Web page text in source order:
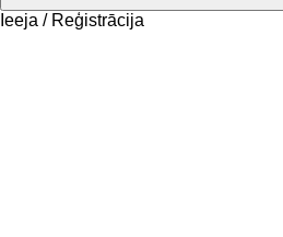
Ieeja / Reģistrācija